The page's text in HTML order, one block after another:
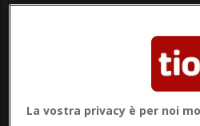
La vostra privacy è per noi